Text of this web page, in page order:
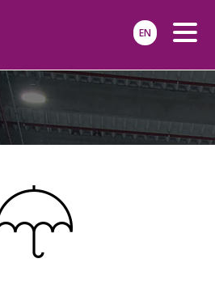
EN
FŐOLDAL
LELTÁROZÁS
TERMÉKEK
KAPCSOLAT
WEBSHOP